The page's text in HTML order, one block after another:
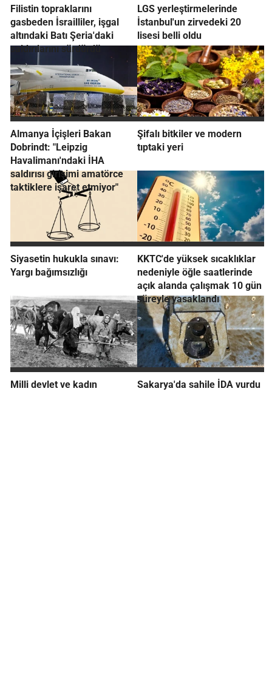
Filistin topraklarını
gasbeden İsrailliler, işgal
altındaki Batı Şeria'daki
saldırılarını sürdürdü
LGS yerleştirmelerinde
İstanbul'un zirvedeki 20
lisesi belli oldu
Almanya İçişleri Bakan
Dobrindt: "Leipzig
Havalimanı'ndaki İHA
saldırısı girişimi amatörce
taktiklere işaret etmiyor"
Şifalı bitkiler ve modern
tıptaki yeri
Siyasetin hukukla sınavı:
Yargı bağımsızlığı
KKTC'de yüksek sıcaklıklar
nedeniyle öğle saatlerinde
açık alanda çalışmak 10 gün
süreyle yasaklandı
Milli devlet ve kadın Sakarya'da sahile İDA vurdu